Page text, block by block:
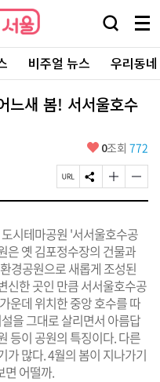
검
창
열
기
메
뉴
전
체
보
비주얼 뉴스 우리동
느새 봄! 서서울호수
좋
요
0조회 772
페
이
R
L
복
사
S
N
유
하
기
글
자
크
게
변
경
하
기
글
자
작
하
기
시테마공원 '서서울호수공
은 옛 김포정수장의 건물과
경공원으로 새롭게 조성된
신한 곳인 만큼 서서울호수공
운데 위치한 중앙 호수를 따
을 그대로 살리면서 아름답
등이 공원의 특징이다. 다른
가 많다. 4월의 봄이 지나가기
면 어떨까.